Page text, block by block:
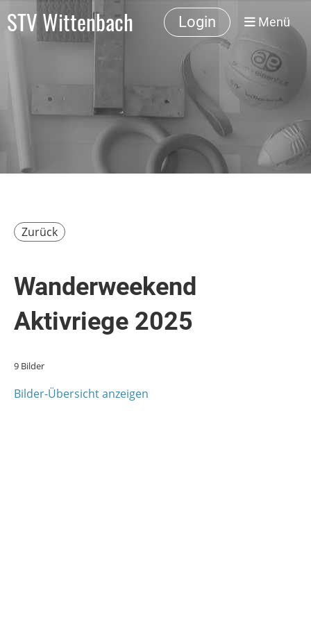
STV Wittenbach Login Menü
Zurück
Wanderweekend
Aktivriege 2025
9 Bilder
Bilder-Übersicht anzeigen